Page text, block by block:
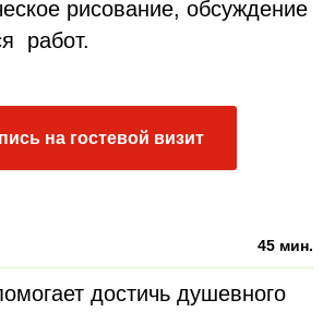
рисование, обсуждение
работ.
на гостевой визит
45 мин.
достичь душевного